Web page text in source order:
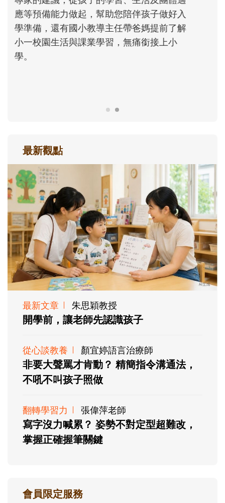
次「前所未有」的體驗中，跟著孩子一起長
大。從給予安全感的肢體遊戲，到獨立自
主、角色認同及解決問題的能力養成。爸爸
正嘗試用不同的模樣，參與孩子每個重要的
最新觀點
最新文章 朱思穎教授
開學前，讓老師先認識孩子
從心談教養 顏宜婷語言治療師
非要大聲罵才肯動？ 精簡指令溝通法，
不吼不叫孩子照做
翻轉學習力 張偉萍老師
寫字沒力喊累？ 姿勢不對定型超難改，
掌握正確握筆關鍵
會員限定服務